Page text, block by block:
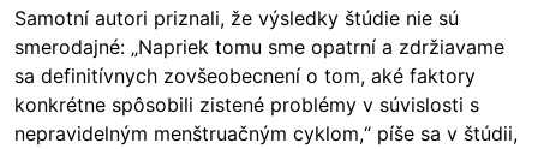
Samotní autori priznali, že výsledky štúdie nie sú
smerodajné: „Napriek tomu sme opatrní a zdržiavame
sa definitívnych zovšeobecnení o tom, aké faktory
konkrétne spôsobili zistené problémy v súvislosti s
nepravidelným menštruačným cyklom,“ píše sa v štúdii,